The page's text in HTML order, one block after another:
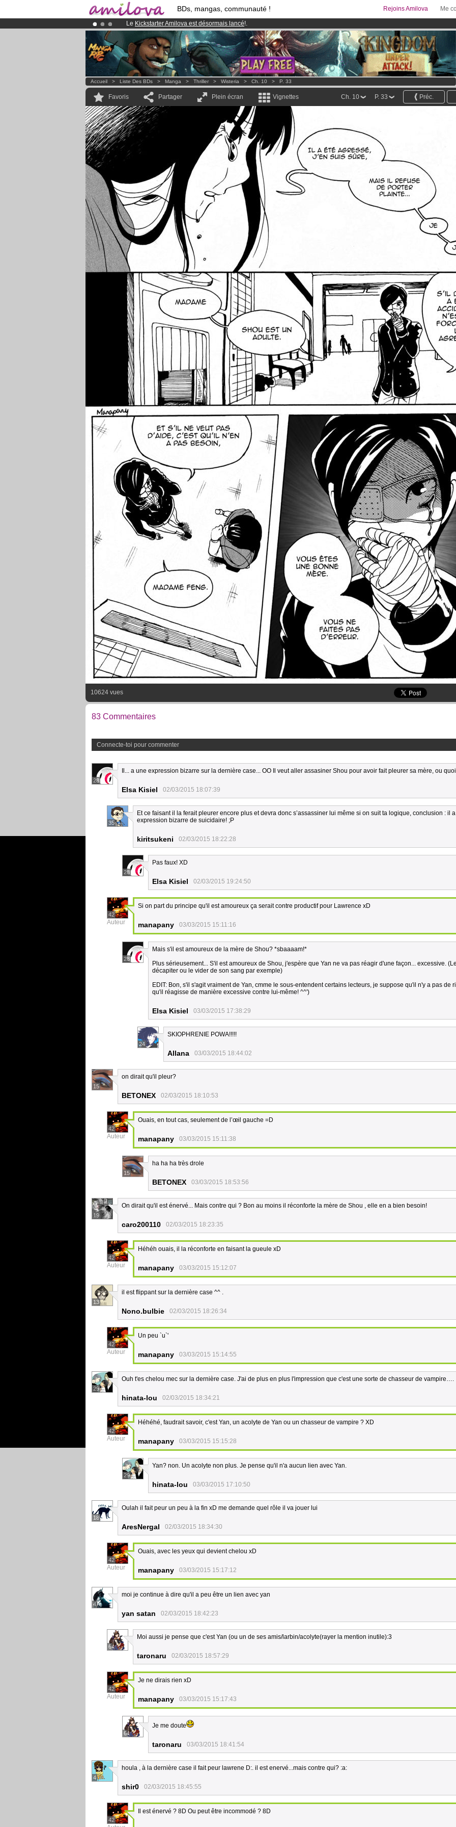
BDs, mangas, communauté ! Me
Rejoins Amilova
Le Kickstarter Amilova est désormais lancé!.
Abonnement premium: à partir de3.95 eurospar mois !Clique ici pour t'abonner
Déjà 134393membreset 1208BDs & Mangas!
Accueil > Liste Des BDs > Manga > Thriller > Wisteria > Ch. 10 > P. 33
Favoris Partager Plein écran Vignettes Préc.
P. 33
Ch. 10
10624 vues
83 Commentaires
Connecte-toi pour commenter
28
Il... a une expression bizarre sur la dernière case... OO Il veut aller assasiner Shou pour avoir fait pleurer sa mère, ou
Elsa Kisiel 02/03/2015 18:07:39
35
Et ce faisant il la ferait pleurer encore plus et devra donc s’assassiner lui même si on suit ta logique, conclusion : il
expression bizarre de suicidaire! ;P
kiritsukeni 02/03/2015 18:22:28
28
Pas faux! XD
Elsa Kisiel 02/03/2015 19:24:50
42
Auteur
Si on part du principe qu'il est amoureux ça serait contre productif pour Lawrence xD
manapany 03/03/2015 15:11:16
28
Mais s'il est amoureux de la mère de Shou? *sbaaaam!*
Plus sérieusement... S'il est amoureux de Shou, j'espère que Yan ne va pas réagir d'une façon... excessive. (Le
décapiter ou le vider de son sang par exemple)
EDIT: Bon, s'il s'agit vraiment de Yan, cmme le sous-entendent certains lecteurs, je suppose qu'il n'y a pas de
qu'il réagisse de manière excessive contre lui-même! ^^')
Elsa Kisiel 03/03/2015 17:38:29
24
SKIOPHRENIE POWA!!!!!
Allana 03/03/2015 18:44:02
15
on dirait qu'il pleur?
BETONEX 02/03/2015 18:10:53
42
Auteur
Ouais, en tout cas, seulement de l’œil gauche =D
manapany 03/03/2015 15:11:38
15
ha ha ha très drole
BETONEX 03/03/2015 18:53:56
19
On dirait qu'il est énervé... Mais contre qui ? Bon au moins il réconforte la mère de Shou , elle en a bien besoin!
caro200110 02/03/2015 18:23:35
42
Auteur
Héhéh ouais, il la réconforte en faisant la gueule xD
manapany 03/03/2015 15:12:07
13
il est flippant sur la dernière case ^^ .
Nono.bulbie 02/03/2015 18:26:34
42
Auteur
Un peu `u`'
manapany 03/03/2015 15:14:55
29
Ouh t'es chelou mec sur la dernière case. J'ai de plus en plus l'impression que c'est une sorte de chasseur de vampire….
hinata-lou 02/03/2015 18:34:21
42
Auteur
Héhéhé, faudrait savoir, c'est Yan, un acolyte de Yan ou un chasseur de vampire ? XD
manapany 03/03/2015 15:15:28
29
Yan? non. Un acolyte non plus. Je pense qu'il n'a aucun lien avec Yan.
hinata-lou 03/03/2015 17:10:50
18
Oulah il fait peur un peu à la fin xD me demande quel rôle il va jouer lui
AresNergal 02/03/2015 18:34:30
42
Auteur
Ouais, avec les yeux qui devient chelou xD
manapany 03/03/2015 15:17:12
4
moi je continue à dire qu'il a peu être un lien avec yan
yan satan 02/03/2015 18:42:23
6
Moi aussi je pense que c'est Yan (ou un de ses amis/larbin/acolyte(rayer la mention inutile):3
taronaru 02/03/2015 18:57:29
42
Auteur
Je ne dirais rien xD
manapany 03/03/2015 15:17:43
6
Je me doute
taronaru 03/03/2015 18:41:54
4
houla , à la dernière case il fait peur lawrene D:. il est enervé...mais contre qui? :a:
shir0 02/03/2015 18:45:55
42
Il est énervé ? 8D Ou peut être incommodé ? 8D